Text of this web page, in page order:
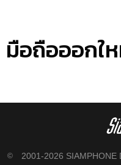
มือถือออกใ
©
2001-2026 SIAMPHONE